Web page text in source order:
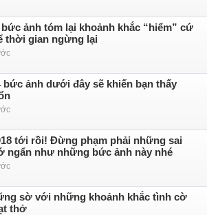
ảnh tóm lại khoảnh khắc “hiểm” cứ
thời gian ngừng lại
bức ảnh dưới đây sẽ khiến bạn thấy
tới rồi! Đừng phạm phải những sai
ngẩn như những bức ảnh này nhé
sờ với những khoảnh khắc tình cờ
thở